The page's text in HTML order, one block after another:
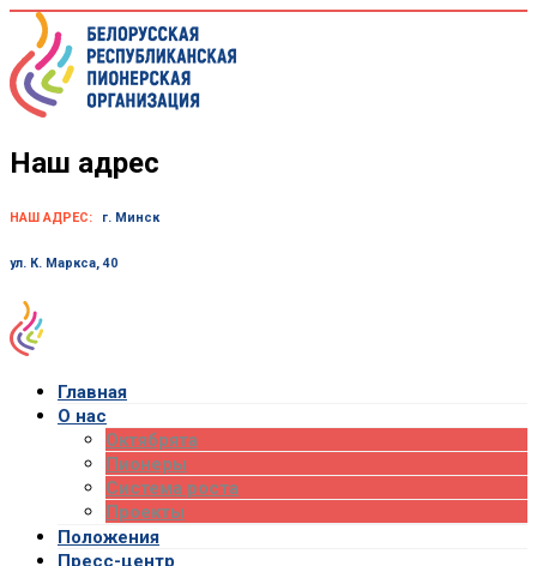
Skip
content
Наш адрес
НАШ АДРЕС: г. Минск
ул. К. Маркса, 40
Главная
О нас
Октябрята
Пионеры
Система роста
Проекты
Положения
Пресс-центр